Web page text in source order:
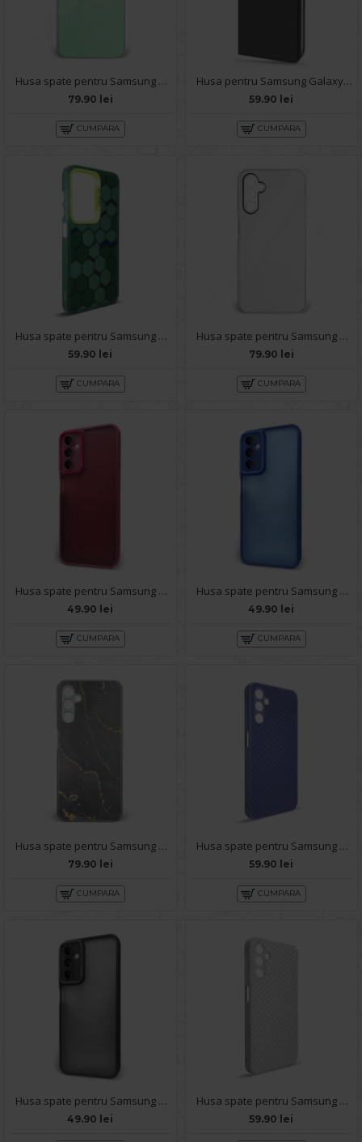
Husa spate pentru Samsung Galaxy A14- Lito Case Turcoaz
79.90 lei
CUMPARA
Husa pentru Samsung Galaxy A14 - Carte X-Power Negru
59.90 lei
CUMPARA
Husa spate pentru Samsung Galaxy A14- Bozo case Verde
59.90 lei
CUMPARA
Husa spate pentru Samsung Galaxy A14- Lito Case Alb
79.90 lei
CUMPARA
Husa spate pentru Samsung Galaxy A14- Catwalk Case Visiniu
49.90 lei
CUMPARA
Husa spate pentru Samsung Galaxy A14- Catwalk Case Albastru
49.90 lei
CUMPARA
Husa spate pentru Samsung Galaxy A14- Deli Case Gold Black
79.90 lei
CUMPARA
Husa spate pentru Samsung Galaxy A14- Lys case Mov deschis
59.90 lei
CUMPARA
Husa spate pentru Samsung Galaxy A14- Catwalk Case Negru
49.90 lei
Husa spate pentru Samsung Galaxy A14- Lys case Alb
59.90 lei